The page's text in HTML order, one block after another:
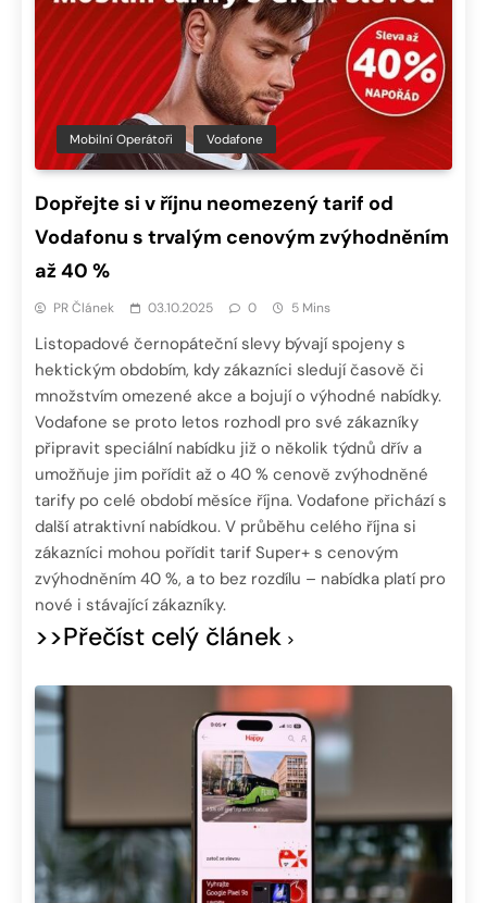
Mobilní Operátoři Vodafone
Dopřejte si v říjnu neomezený tarif od
Vodafonu s trvalým cenovým zvýhodněním
až 40 %
PR Článek 03.10.2025 0 5 Mins
Listopadové černopáteční slevy bývají spojeny s
hektickým obdobím, kdy zákazníci sledují časově či
množstvím omezené akce a bojují o výhodné nabídky.
Vodafone se proto letos rozhodl pro své zákazníky
připravit speciální nabídku již o několik týdnů dřív a
umožňuje jim pořídit až o 40 % cenově zvýhodněné
tarify po celé období měsíce října. Vodafone přichází s
další atraktivní nabídkou. V průběhu celého října si
zákazníci mohou pořídit tarif Super+ s cenovým
zvýhodněním 40 %, a to bez rozdílu – nabídka platí pro
nové i stávající zákazníky.
>>Přečíst celý článek